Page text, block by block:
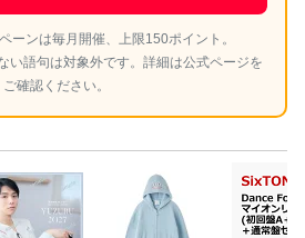
ーンは毎月開催、上限150ポイント。
い語句は対象外です。詳細は公式ページを
ご確認ください。